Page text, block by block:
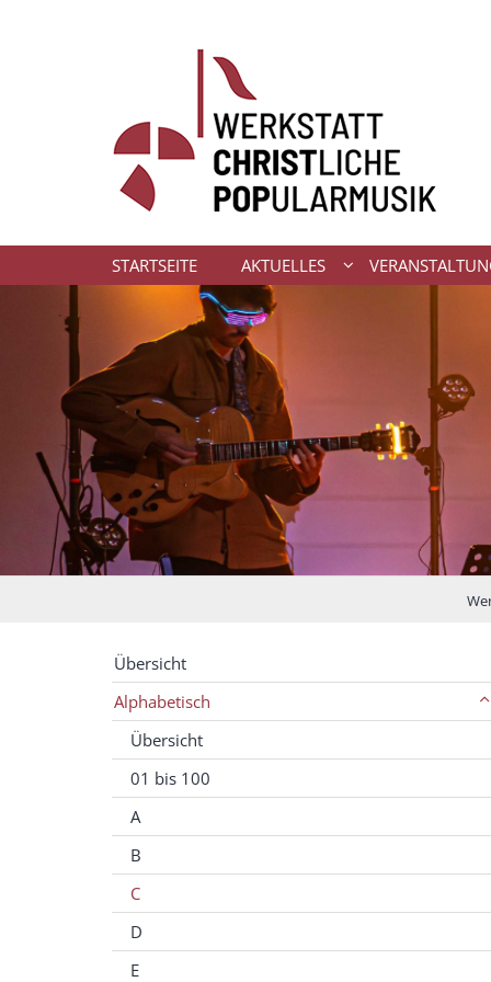
STARTSEITE AKTUELLES
Übersicht
Alphabetisch
Übersicht
01 bis 100
A
B
C
D
E